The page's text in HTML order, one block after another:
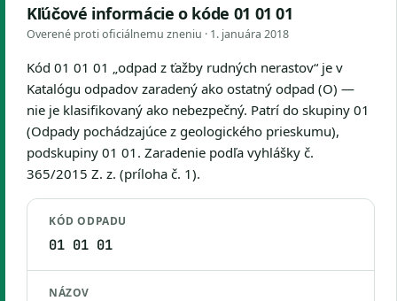
Kľúčové informácie o kóde 01 01 01
Overené proti oficiálnemu zneniu · 1. januára 2018
Kód 01 01 01 „odpad z ťažby rudných nerastov“ je v
Katalógu odpadov zaradený ako ostatný odpad (O) —
nie je klasifikovaný ako nebezpečný. Patrí do skupiny 01
(Odpady pochádzajúce z geologického prieskumu),
podskupiny 01 01. Zaradenie podľa vyhlášky č.
365/2015 Z. z. (príloha č. 1).
KÓD ODPADU
01 01 01
NÁZOV